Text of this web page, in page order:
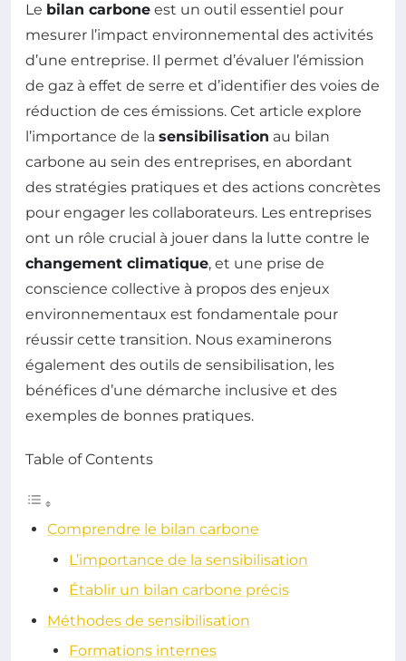
Le bilan carbone est un outil essentiel pour
mesurer l’impact environnemental des activités
d’une entreprise. Il permet d’évaluer l’émission
de gaz à effet de serre et d’identifier des voies de
réduction de ces émissions. Cet article explore
l’importance de la sensibilisation au bilan
carbone au sein des entreprises, en abordant
des stratégies pratiques et des actions concrètes
pour engager les collaborateurs. Les entreprises
ont un rôle crucial à jouer dans la lutte contre le
changement climatique, et une prise de
conscience collective à propos des enjeux
environnementaux est fondamentale pour
réussir cette transition. Nous examinerons
également des outils de sensibilisation, les
bénéfices d’une démarche inclusive et des
exemples de bonnes pratiques.
Table of Contents
Comprendre le bilan carbone
L’importance de la sensibilisation
Établir un bilan carbone précis
Méthodes de sensibilisation
Formations internes